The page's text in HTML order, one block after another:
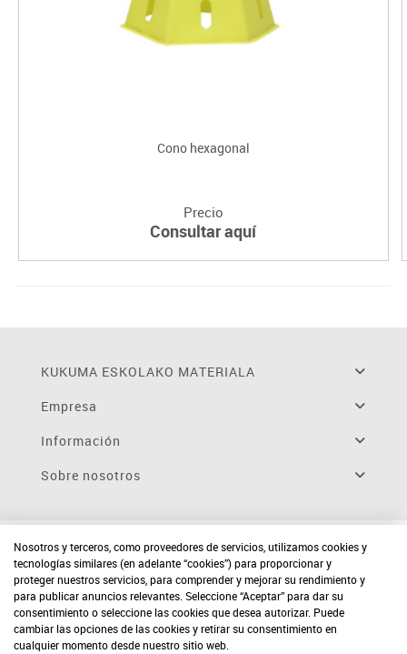
Cono hexagonal
Precio
Consultar aquí
KUKUMA ESKOLAKO MATERIALA
Empresa
Información
Sobre nosotros
Nosotros y terceros, como proveedores de servicios, utilizamos cookies y
tecnologías similares (en adelante “cookies”) para proporcionar y
proteger nuestros servicios, para comprender y mejorar su rendimiento y
para publicar anuncios relevantes. Seleccione “Aceptar” para dar su
consentimiento o seleccione las cookies que desea autorizar. Puede
cambiar las opciones de las cookies y retirar su consentimiento en
cualquier momento desde nuestro sitio web.